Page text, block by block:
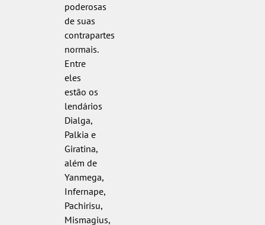
poderosas
de suas
contrapartes
normais.
Entre
eles
estão os
lendários
Dialga,
Palkia e
Giratina,
além de
Yanmega,
Infernape,
Pachirisu,
Mismagius,